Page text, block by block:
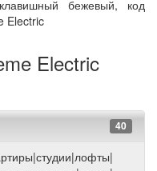
бежевый, код
Electric
Electric
40